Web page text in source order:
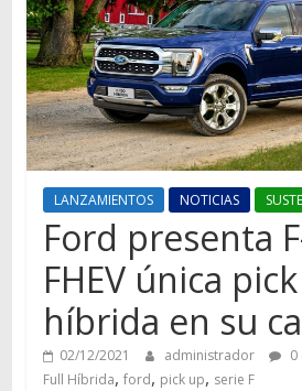
información
del
mundo
del
transporte
LANZAMIENTOS NOTICIAS
Ford presenta
FHEV única
híbrida en su
02/12/2021 administrador 0
Full Híbrida, ford, pick up, serie F